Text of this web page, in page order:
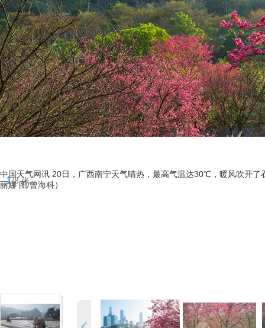
1/8 张
中国天气网讯 20日，广西南宁天气晴热，最高气温达30℃，暖风吹开
丽娜 图/曾海科）